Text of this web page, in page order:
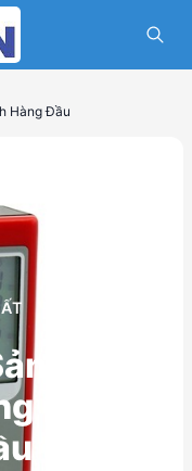
Hàng Đầu
Xuất
Cách